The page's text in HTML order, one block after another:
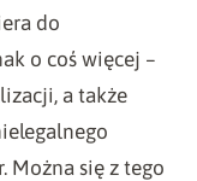
do
o coś więcej –
a także
Można się z tego